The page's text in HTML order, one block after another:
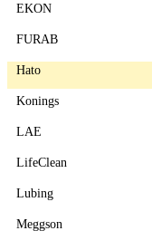
EKON
FURAB
Hato
Konings
LAE
LifeClean
Lubing
Meggson